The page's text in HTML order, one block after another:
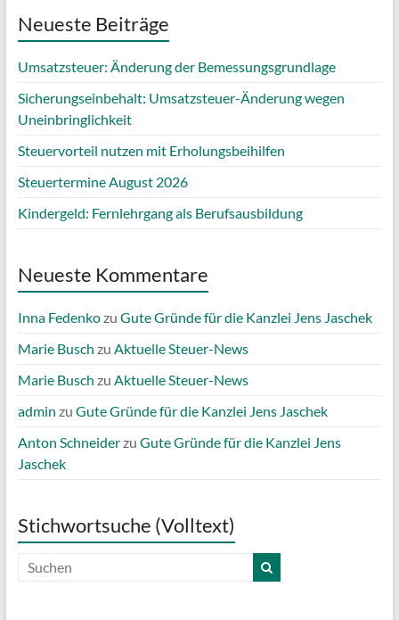
Neueste Beiträge
Umsatzsteuer: Änderung der Bemessungsgrundlage
Sicherungseinbehalt: Umsatzsteuer-Änderung wegen
Uneinbringlichkeit
Steuervorteil nutzen mit Erholungsbeihilfen
Steuertermine August 2026
Kindergeld: Fernlehrgang als Berufsausbildung
Neueste Kommentare
Inna Fedenkozu Gute Gründe für die Kanzlei Jens Jaschek
Marie Busch zu Aktuelle Steuer-News
Marie Busch zu Aktuelle Steuer-News
admin zu Gute Gründe für die Kanzlei Jens Jaschek
Anton Schneiderzu Gute Gründe für die Kanzlei Jens
Jaschek
Stichwortsuche (Volltext)